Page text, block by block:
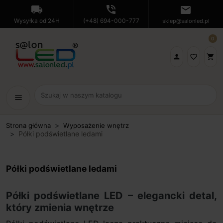
local_shipping
Wysyłka od 24H
phone_in_talk
(+48) 694-000-777
mail
sklep@salonled.pl
 favorite_border shopping_cart
0
menu
Strona główna Wyposażenie wnętrz
Półki podświetlane ledami
Półki podświetlane ledami
Półki podświetlane LED – elegancki detal,
który zmienia wnętrze